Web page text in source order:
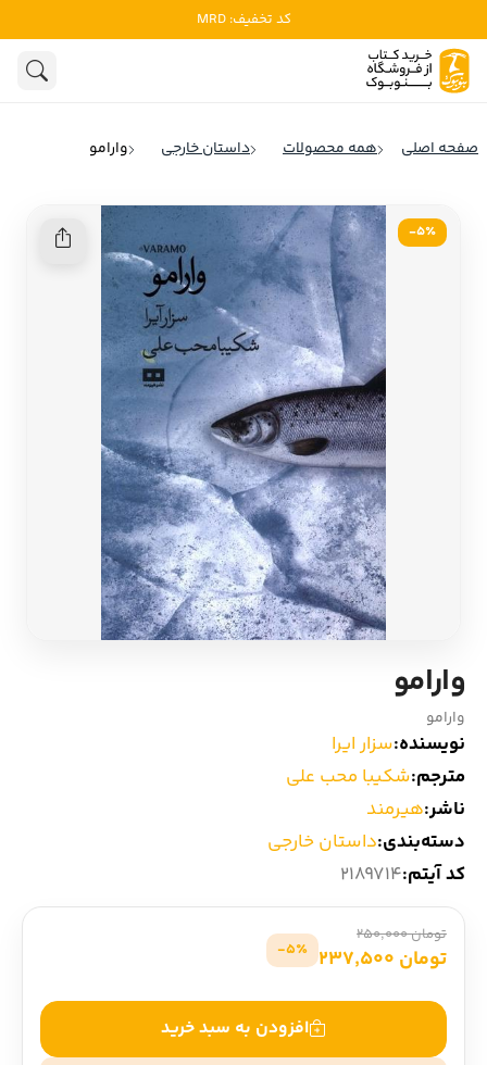
کد تخفیف: MRD
ادبیات
تاریخ و سیاست
کودک و نوجوان
علوم اجتماعی
ادیان و اساطیر
ادبیات انگلیس
ادبیات فرانسه
ادبیات ایتالیا
ادبیات روسیه
ادبیات آمریکای لاتین
ادبیات آلمان
ادبیات ترکیه
ادبیات آسیا
سایر کشورهای اروپا
داستان کوتاه
شعر و متون کهن
صفحه اصلی همه محصولات داستان خارجی وارامو
5٪-
وارامو
وارامو
نویسنده:سزار ایرا
مترجم:شکیبا محب علی
ناشر:هیرمند
دسته‌بندی:داستان خارجی
کد آیتم:2189714
تومان 250,000
تومان 237,500 5٪-
افزودن به سبد خرید